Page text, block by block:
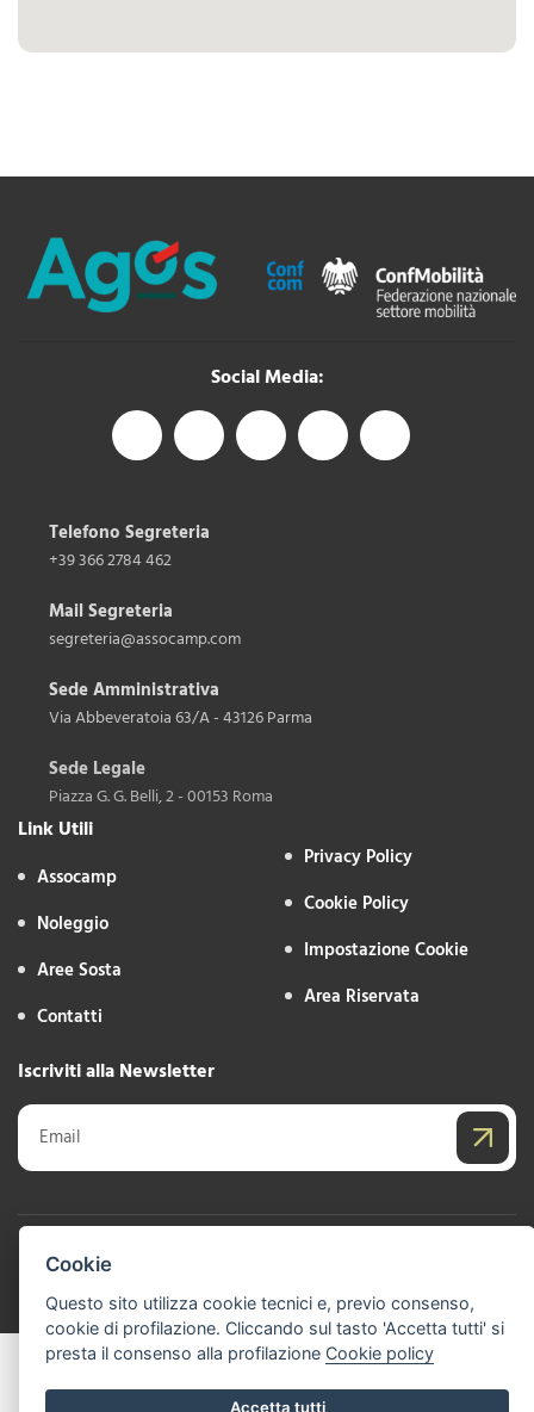
Social Media:
Telefono Segreteria
+39 366 2784 462
Mail Segreteria
segreteria@assocamp.com
Sede Amministrativa
Via Abbeveratoia 63/A - 43126 Parma
Sede Legale
Piazza G. G. Belli, 2 - 00153 Roma
Link Utili
Assocamp
Noleggio
Aree Sosta
Contatti
Privacy Policy
Cookie Policy
Impostazione Cookie
Area Riservata
Iscriviti alla Newsletter
Realizzato da Leonardo Web
Cookie
Questo sito utilizza cookie tecnici e, previo consenso,
cookie di profilazione. Cliccando sul tasto 'Accetta tutti' si
presta il consenso alla profilazione Cookie policy
Accetta tutti